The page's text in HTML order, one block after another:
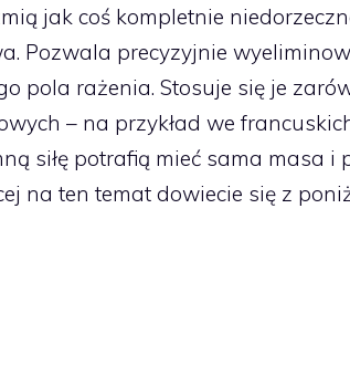
jak coś kompletnie
Pozwala precyzyjnie
pola rażenia. Stosuje się je
– na przykład we
siłę potrafią mieć sama masa i
na ten temat dowiecie się z